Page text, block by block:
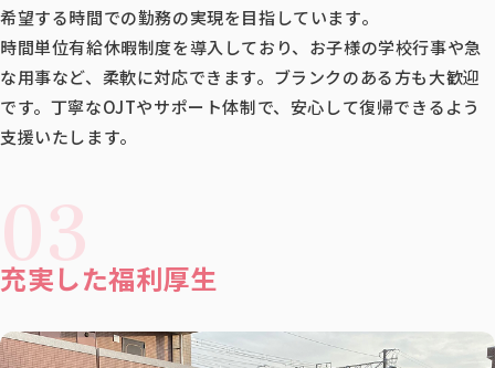
希望する時間での勤務の実現を目指しています。
時間単位有給休暇制度を導入しており、お子様の学校行事や急
な用事など、柔軟に対応できます。ブランクのある方も大歓迎
です。丁寧なOJTやサポート体制で、安心して復帰できるよう
支援いたします。
03
充実した福利厚生